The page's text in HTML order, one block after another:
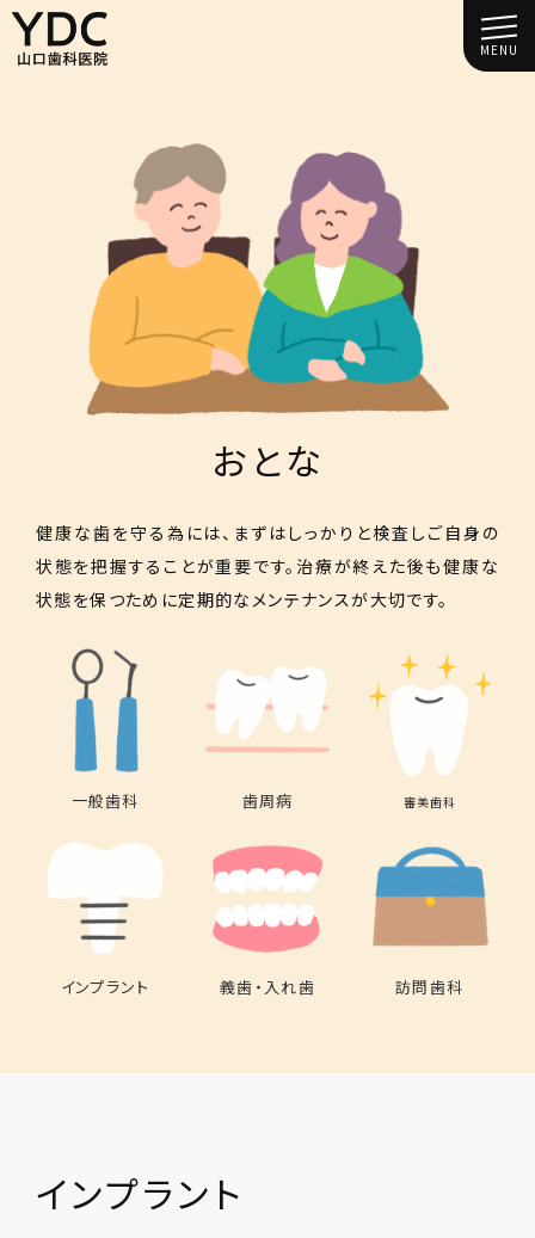
MENU
おとな
健康な歯を守る為には、まずはしっかりと検査しご自身の
状態を把握することが重要です。治療が終えた後も健康な
状態を保つために定期的なメンテナンスが大切です。
一般歯科 歯周病 審美歯科
インプラント 義歯・入れ歯 訪問歯科
インプラント